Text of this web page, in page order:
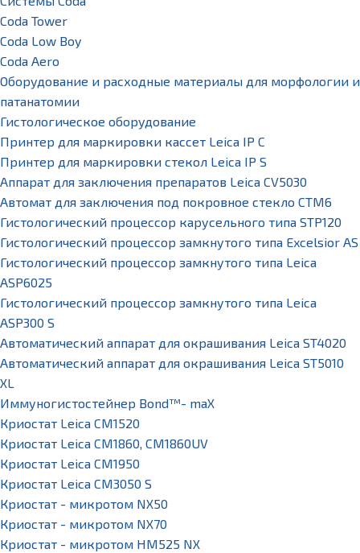
Coda Tower
Coda Low Boy
Coda Aero
Оборудование и расходные материалы для морфологии и
патанатомии
Гистологическое оборудование
Принтер для маркировки кассет Leica IP C
Принтер для маркировки стекол Leica IP S
Аппарат для заключения препаратов Leica CV5030
Автомат для заключения под покровное стекло CTM6
Гистологический процессор карусельного типа STP120
Гистологический процессор замкнутого типа Excelsior AS
Гистологический процессор замкнутого типа Leica
ASP6025
Гистологический процессор замкнутого типа Leica
ASP300 S
Автоматический аппарат для окрашивания Leica ST4020
Автоматический аппарат для окрашивания Leica ST5010
XL
Иммуногистостейнер Bond™- maX
Криостат Leica CM1520
Криостат Leica CM1860, CM1860UV
Криостат Leica CM1950
Криостат Leica CM3050 S
Криостат - микротом NX50
Криостат - микротом NX70
Криостат - микротом HM525 NX